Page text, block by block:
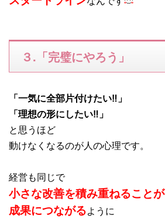
３.「完璧にやろう」
「一気に全部片付けたい‼」
「理想の形にしたい‼」
と思うほど
動けなくなるのが人の心理です。
経営も同じで
小さな改善を積み重ねることが
成果につながるように